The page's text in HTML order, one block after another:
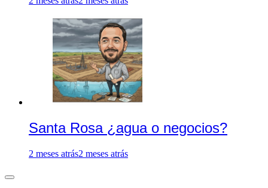
Santa Rosa ¿agua o negocios?
2 meses atrás2 meses atrás